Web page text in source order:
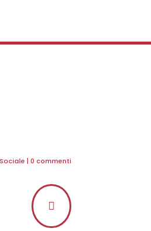
Sociale | 0 commenti
